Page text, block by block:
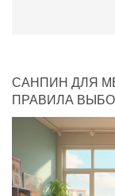
САНПИН ДЛЯ
ПРАВИЛА